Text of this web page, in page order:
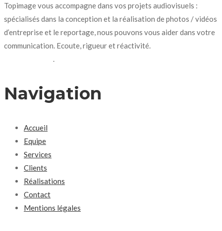
Topimage vous accompagne dans vos projets audiovisuels :
spécialisés dans la conception et la réalisation de photos / vidéos
d’entreprise et le reportage, nous pouvons vous aider dans votre
communication. Ecoute, rigueur et réactivité.
.
Navigation
Accueil
Equipe
Services
Clients
Réalisations
Contact
Mentions légales